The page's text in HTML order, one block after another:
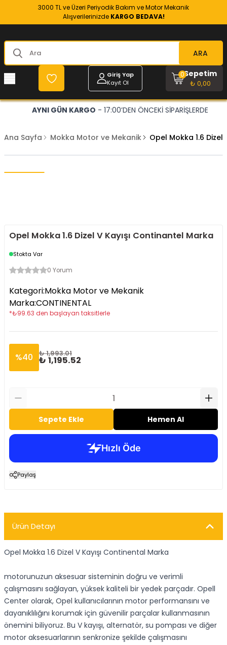
3000 TL ve Üzeri Periyodik Bakım ve Motor Mekanik
Alışverilerinizde KARGO BEDAVA!
ARA
Giriş Yap
Kayıt Ol
Sepetim
₺ 0,00
0
AYNI GÜN KARGO - 17:00’DEN ÖNCEKİ SİPARİŞLERDE
Ana Sayfa Mokka Motor ve Mekanik Opel Mokka 1.6
Opel Mokka 1.6 Dizel V Kayışı Continantel Marka
Stokta Var
0 Yorum
Kategori:Mokka Motor ve Mekanik
Marka:CONTINENTAL
*₺99.63 den başlayan taksitlerle
%40 ₺ 1,993.01
₺ 1,195.52
Sepete Ekle Hemen Al
Paylaş
Ürün Detayı
Opel Mokka 1.6 Dizel V Kayışı Continental Marka
motorunuzun aksesuar sisteminin doğru ve verimli
çalışmasını sağlayan, yüksek kaliteli bir yedek parçadır. Opell
Center olarak, Opel kullanıcılarının motor performansını ve
dayanıklılığını korumak için güvenilir parçalar kullanmasının
önemini biliyoruz. Bu V kayışı, alternatör, su pompası ve diğer
motor aksesuarlarının senkronize şekilde çalışmasını